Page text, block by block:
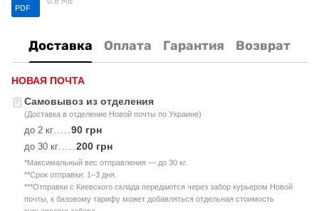
PDF
Доставка Оплата Гарантия Возврат
НОВАЯ ПОЧТА
Самовывоз из отделения
(Доставка в отделение Новой почты по Украине)
до 2 кг.....90 грн
до 30 кг.....200 грн
*Максимальный вес отправления — до 30 кг.
**Срок отправки: 1–3 дня.
***Отправки с Киевского склада передаются через забор курьером Новой
почты, к базовому тарифу может добавляться отдельная стоимость